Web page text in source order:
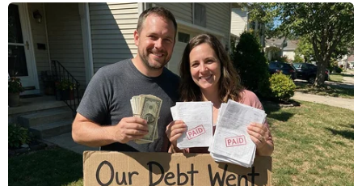
Mỹ tiếp tục cảnh báo Thổ Nhĩ Kỳ về hệ
thống tên lửa S-400
22/11/2019 06:31
Một quan chức cấp cao của Bộ Ngoại giao Mỹ cảnh
báo vẫn có khả năng Mỹ sẽ áp dụng các biện pháp
trừng phạt Thổ Nhĩ Kỳ theo Luật chống kẻ thù của Mỹ
thông qua các lệnh trừng phạt (CAATSA).